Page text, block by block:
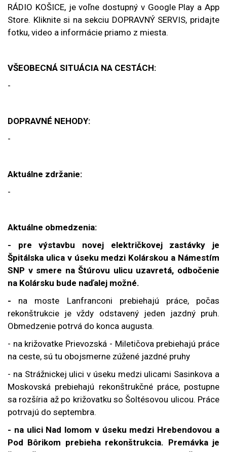
RÁDIO KOŠICE, je voľne dostupný v Google Play a App
Store. Kliknite si na sekciu DOPRAVNÝ SERVIS, pridajte
fotku, video a informácie priamo z miesta.
VŠEOBECNÁ SITUÁCIA NA CESTÁCH:
-
DOPRAVNÉ NEHODY:
-
Aktuálne zdržanie:
-
Aktuálne obmedzenia:
- pre výstavbu novej električkovej zastávky je
Špitálska ulica v úseku medzi Kolárskou a Námestím
SNP v smere na Štúrovu ulicu uzavretá, odbočenie
na Kolársku bude naďalej možné.
- na moste Lanfranconi prebiehajú práce, počas
rekonštrukcie je vždy odstavený jeden jazdný pruh.
Obmedzenie potrvá do konca augusta.
- na križovatke Prievozská - Miletičova prebiehajú práce
na ceste, sú tu obojsmerne zúžené jazdné pruhy
- na Strážnickej ulici v úseku medzi ulicami Sasinkova a
Moskovská prebiehajú rekonštrukčné práce, postupne
sa rozšíria až po križovatku so Šoltésovou ulicou. Práce
potrvajú do septembra.
- na ulici Nad lomom v úseku medzi Hrebendovou a
Pod Bôrikom prebieha rekonštrukcia. Premávka je